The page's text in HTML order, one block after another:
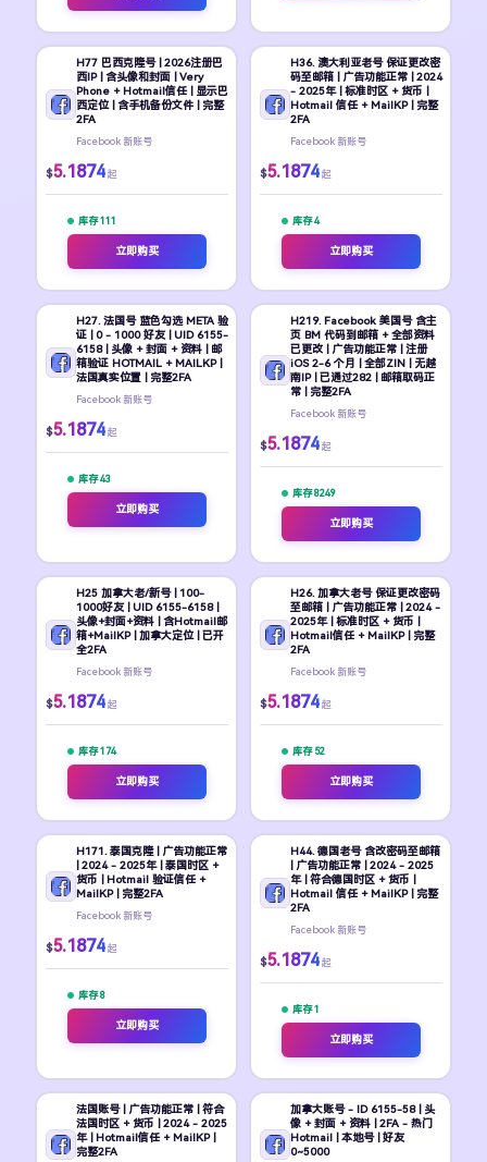
H77 巴西克隆号 | 2026注册巴
西IP | 含头像和封面 | Very
Phone + Hotmail信任 | 显示巴
西定位 | 含手机备份文件 | 完整
2FA
Facebook 新账号
$5.1874 起
库存 111
立即购买
H36. 澳大利亚老号 保证更改密
码至邮箱 | 广告功能正常 | 2024
- 2025年 | 标准时区 + 货币 |
Hotmail 信任 + MailKP | 完整
2FA
Facebook 新账号
$5.1874 起
库存 4
立即购买
H27. 法国号 蓝色勾选 META 验
证 | 0 - 1000 好友 | UID 6155-
6158 | 头像 + 封面 + 资料 | 邮
箱验证 HOTMAIL + MAILKP |
法国真实位置 | 完整2FA
Facebook 新账号
$5.1874 起
库存 43
立即购买
H219. Facebook 美国号 含主
页 BM 代码到邮箱 + 全部资料
已更改 | 广告功能正常 | 注册
iOS 2-6 个月 | 全部ZIN | 无越
南IP | 已通过282 | 邮箱取码正
常 | 完整2FA
Facebook 新账号
$5.1874 起
库存 8249
立即购买
H25 加拿大老/新号 | 100-
1000好友 | UID 6155-6158 |
头像+封面+资料 | 含Hotmail邮
箱+MailKP | 加拿大定位 | 已开
全2FA
Facebook 新账号
$5.1874 起
库存 174
立即购买
H26. 加拿大老号 保证更改密码
至邮箱 | 广告功能正常 | 2024 -
2025年 | 标准时区 + 货币 |
Hotmail信任 + MailKP | 完整
2FA
Facebook 新账号
$5.1874 起
库存 52
立即购买
H171. 泰国克隆 | 广告功能正常
| 2024 - 2025年 | 泰国时区 +
货币 | Hotmail 验证信任 +
MailKP | 完整2FA
Facebook 新账号
$5.1874 起
库存 8
立即购买
H44. 德国老号 含改密码至邮箱
| 广告功能正常 | 2024 - 2025
年 | 符合德国时区 + 货币 |
Hotmail 信任 + MailKP | 完整
2FA
Facebook 新账号
$5.1874 起
库存 1
立即购买
法国账号 | 广告功能正常 | 符合
法国时区 + 货币 | 2024 - 2025
年 | Hotmail信任 + MailKP |
完整2FA
加拿大账号 - ID 6155-58 | 头
像 + 封面 + 资料 | 2FA - 热门
Hotmail | 本地号 | 好友
0~5000